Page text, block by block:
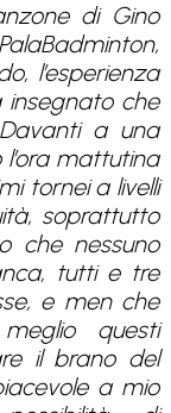
di Gino
l’esperienza
che
a una
mattutina
tornei a livelli
soprattutto
che nessuno
tutti e tre
e men che
questi
il brano del
a mio